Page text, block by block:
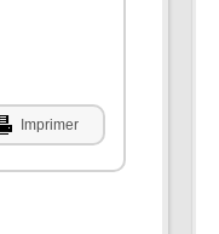
Imprimer